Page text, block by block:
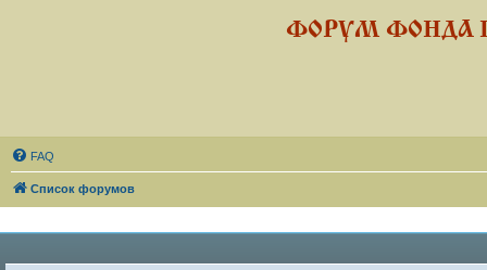
ФОРУМ ФОНДА
FAQ
Список форумов